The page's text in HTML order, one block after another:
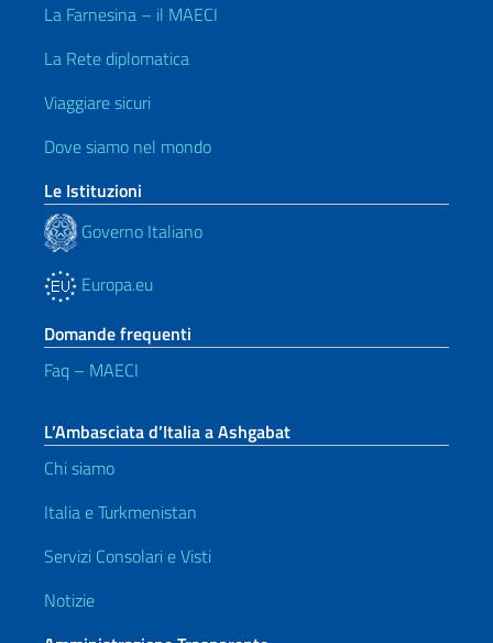
La Farnesina – il MAECI
La Rete diplomatica
Viaggiare sicuri
Dove siamo nel mondo
Le Istituzioni
Governo Italiano
Europa.eu
Domande frequenti
Faq – MAECI
L’Ambasciata d’Italia a Ashgabat
Chi siamo
Italia e Turkmenistan
Servizi Consolari e Visti
Notizie